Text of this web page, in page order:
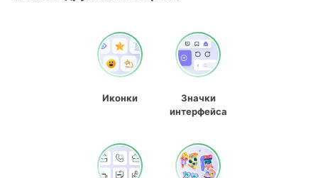
Иконки
Значки
интерфейса